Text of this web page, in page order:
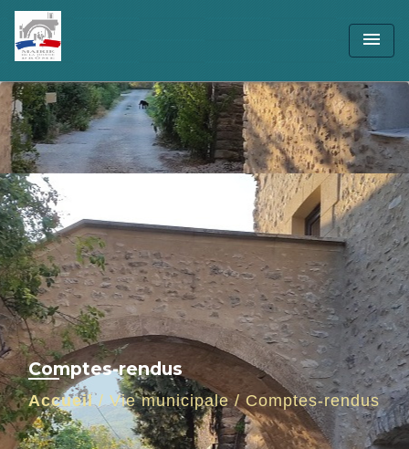
menu
Comptes-rendus
Accueil/ Vie municipale/ Comptes-rendus